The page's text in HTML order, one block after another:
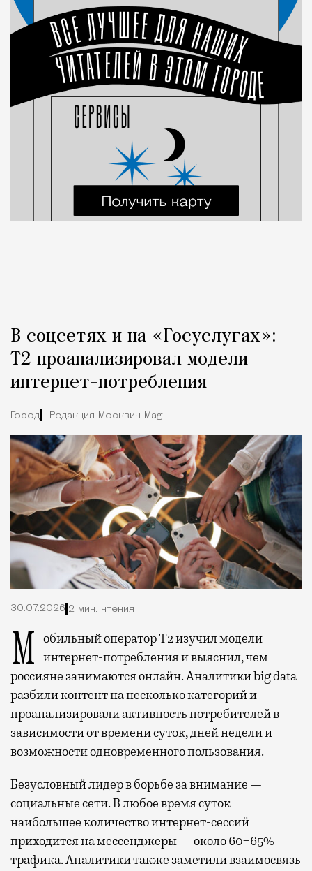
В соцсетях и на «Госуслугах»:
Т2 проанализировал модели
интернет-потребления
Город Редакция Москвич Mag
30.07.2026 2 мин. чтения
Мобильный оператор Т2 изучил модели интернет-потребления и выяснил, чем
россияне занимаются онлайн. Аналитики big data
разбили контент на несколько категорий и
проанализировали активность потребителей в
зависимости от времени суток, дней недели и
возможности одновременного пользования.
Безусловный лидер в борьбе за внимание —
социальные сети. В любое время суток
наибольшее количество интернет-сессий
приходится на мессенджеры — около 60−65%
трафика. Аналитики также заметили взаимосвязь